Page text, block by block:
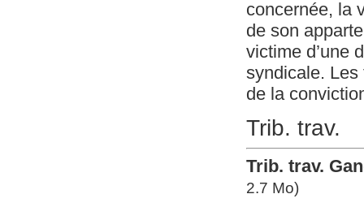
concernée, la
de son
victime d’une
syndicale.
de la
Trib. trav.
Trib. trav.
2.7 Mo)